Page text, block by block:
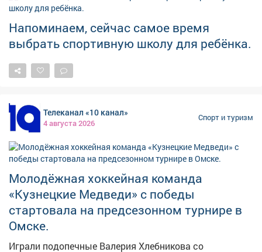
международной аренах. В карточках расскажем об
истории бокса, его особенностях и известных
спортсменах, чьи достижения стали важной частью
спортивной истории Кузбасса.
Напоминаем, сейчас самое время
выбрать спортивную школу для ребёнка.
Телеканал «10 канал»
4 августа 2026
Спорт и туризм
Молодёжная хоккейная команда
«Кузнецкие Медведи» с победы
стартовала на предсезонном турнире в
Омске.
Играли подопечные Валерия Хлебникова со